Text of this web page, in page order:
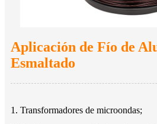
Aplicación de Fío de
Esmaltado
1. Transformadores de microondas;